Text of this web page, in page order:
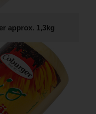
approx. 1,3kg